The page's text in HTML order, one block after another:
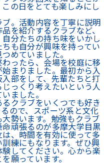
の日をとても楽しみにし
。活動内容を丁寧に説明
を紹介するクラブなど、
分たちの持ち味をいかし
も自分が興味を持ってい
めていました。
ったら、会場を校庭に移
まりました。最初から入
部をして、先輩たちと打
っくり考えたいという人
ました。
クラブをいくつでも好き
ので、スポーツ系と文化
勢います。勉強もクラブ
頑張るのが多摩大学目黒
、時間を有効に使って多
練にもなります。ぜひ興
してください。心から楽
願っています。